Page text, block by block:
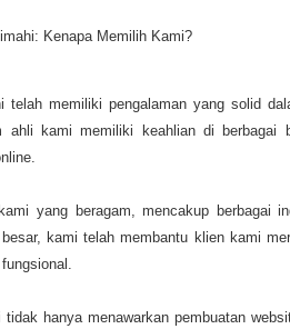
Kenapa Memilih Kami?
telah memiliki pengalaman yang solid
kami memiliki keahlian di berbagai
yang beragam, mencakup berbagai
kami telah membantu klien kami
hanya menawarkan pembuatan